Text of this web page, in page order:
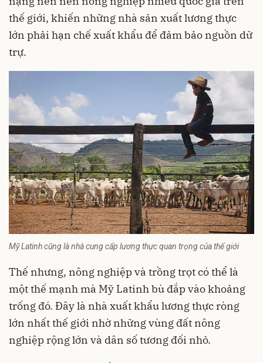
thế giới, khiến những nhà sản xuất lương thực
lớn phải hạn chế xuất khẩu để đảm bảo nguồn dữ
trự.
Mỹ Latinh cũng là nhà cung cấp lương thực quan trọng của thế giới
Thế nhưng, nông nghiệp và trồng trọt có thể là
một thế mạnh mà Mỹ Latinh bù đắp vào khoảng
trống đó. Đây là nhà xuất khẩu lương thực ròng
lớn nhất thế giới nhờ những vùng đất nông
nghiệp rộng lớn và dân số tương đối nhỏ.